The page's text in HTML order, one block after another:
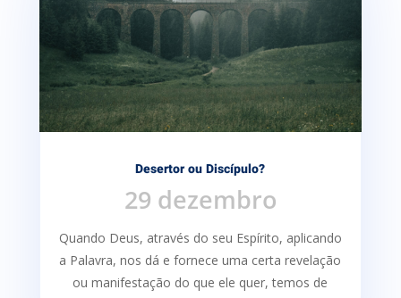
Desertor ou Discípulo?
29 dezembro
Quando Deus, através do seu Espírito, aplicando
a Palavra, nos dá e fornece uma certa re­velação
ou manifestação do que ele quer, temos de